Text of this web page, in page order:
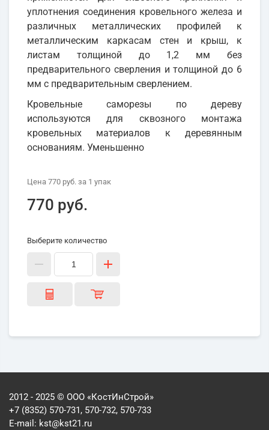
уплотнения соединения кровельного железа и
различных металлических профилей к
металлическим каркасам стен и крыш, к
листам толщиной до 1,2 мм без
предварительного сверления и толщиной до 6
мм с предварительным сверлением.
Кровельные саморезы по дереву
используются для сквозного монтажа
кровельных материалов к деревянным
основаниям. Уменьшенно
Цена 770 руб. за 1 упак
770 руб.
Выберите количество
2012 - 2025 © ООО «КостИнСтрой»
+7 (8352) 570-731, 570-732, 570-733
E-mail: kst@kst21.ru